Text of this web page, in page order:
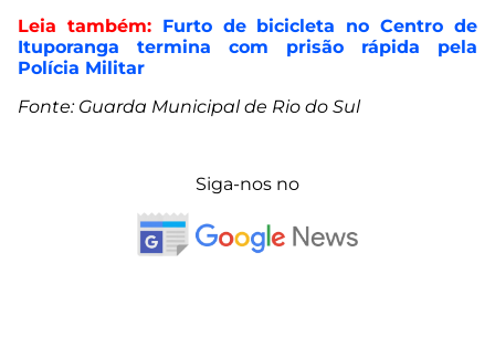
Leia também: Furto de bicicleta no Centro de
Ituporanga termina com prisão rápida pela
Polícia Militar
Fonte: Guarda Municipal de Rio do Sul
Siga-nos no